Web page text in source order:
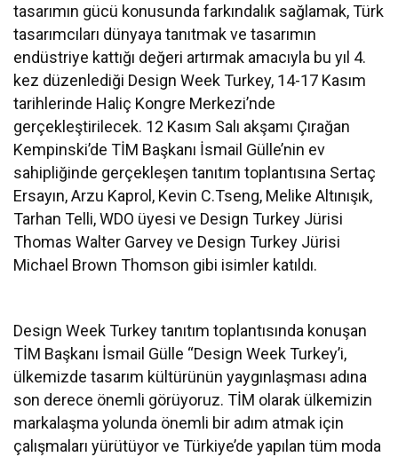
tasarımın gücü konusunda farkındalık sağlamak, Türk
tasarımcıları dünyaya tanıtmak ve tasarımın
endüstriye kattığı değeri artırmak amacıyla bu yıl 4.
kez düzenlediği Design Week Turkey, 14-17 Kasım
tarihlerinde Haliç Kongre Merkezi’nde
gerçekleştirilecek. 12 Kasım Salı akşamı Çırağan
Kempinski’de TİM Başkanı İsmail Gülle’nin ev
sahipliğinde gerçekleşen tanıtım toplantısına Sertaç
Ersayın, Arzu Kaprol, Kevin C.Tseng, Melike Altınışık,
Tarhan Telli, WDO üyesi ve Design Turkey Jürisi
Thomas Walter Garvey ve Design Turkey Jürisi
Michael Brown Thomson gibi isimler katıldı.
Design Week Turkey tanıtım toplantısında konuşan
TİM Başkanı İsmail Gülle “Design Week Turkey’i,
ülkemizde tasarım kültürünün yaygınlaşması adına
son derece önemli görüyoruz. TİM olarak ülkemizin
markalaşma yolunda önemli bir adım atmak için
çalışmaları yürütüyor ve Türkiye’de yapılan tüm moda